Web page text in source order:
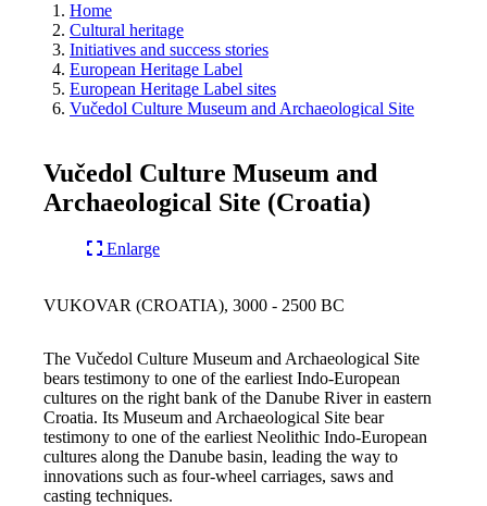
Home
Cultural heritage
Initiatives and success stories
European Heritage Label
European Heritage Label sites
Vučedol Culture Museum and Archaeological Site
Vučedol Culture Museum and
Archaeological Site (Croatia)
Enlarge
VUKOVAR (CROATIA), 3000 - 2500 BC
The Vučedol Culture Museum and Archaeological Site
bears testimony to one of the earliest Indo-European
cultures on the right bank of the Danube River in eastern
Croatia. Its Museum and Archaeological Site bear
testimony to one of the earliest Neolithic Indo-European
cultures along the Danube basin, leading the way to
innovations such as four-wheel carriages, saws and
casting techniques.